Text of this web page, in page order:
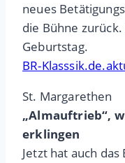
neues
die Bühne
Geburtstag.
BR-
St. Margarethen
„Almauftrieb“,
erklingen
Jetzt hat auch